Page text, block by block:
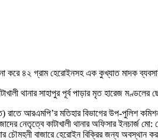
করে ৪২ গ্রাম হেরোইনসহ এক কুখ্যাত মাদক
থানার সাহাপুর পূর্ব পাড়ার মৃত হারেজ মণ্ডলের
রাতে আরএমপি’র মতিহার বিভাগের উপ-পুলিশ
নেতৃত্বে কাটাখালী থানার অফিসার ইনচার্জ
চৌমহনী বাজারে হেরোইন বিক্রির জন্য অবস্থান